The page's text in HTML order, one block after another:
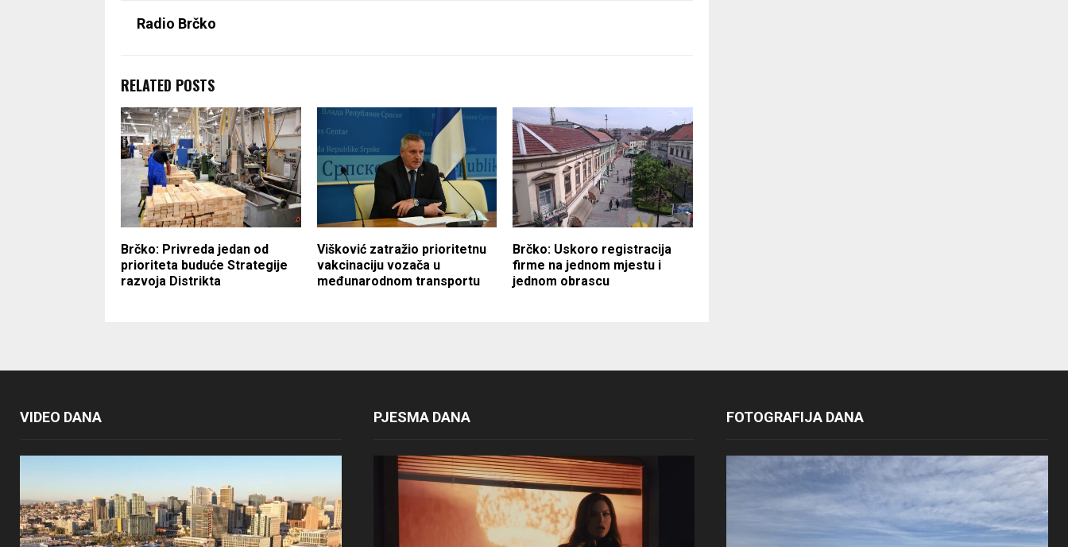
Radio Brčko
RELATED POSTS
Brčko: Privreda jedan od
prioriteta buduće Strategije
razvoja Distrikta
Višković zatražio prioritetnu
vakcinaciju vozača u
međunarodnom transportu
Brčko: Uskoro registracija
firme na jednom mjestu i
jednom obrascu
VIDEO DANA PJESMA DANA FOTOGRAFIJA DANA